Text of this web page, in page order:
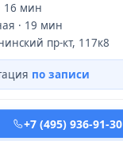
16 мин
· 19 мин
пр-кт, 117к8
по записи
+7 (495) 936-91-30